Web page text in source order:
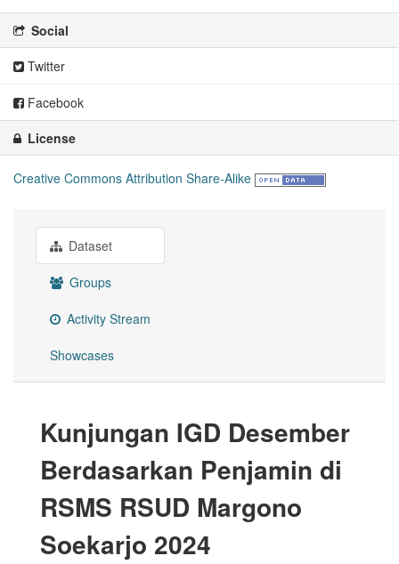
Social
Twitter
Facebook
License
Creative Commons Attribution Share-Alike
Dataset
Groups
Activity Stream
Showcases
Kunjungan IGD Desember
Berdasarkan Penjamin di
RSMS RSUD Margono
Soekarjo 2024